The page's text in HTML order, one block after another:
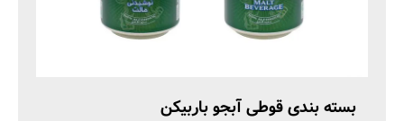
بسته بندی قوطی آبجو باربیکن